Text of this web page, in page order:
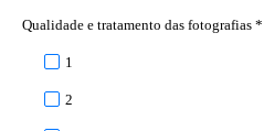
Qualidade e tratamento das fotografias *
1
2